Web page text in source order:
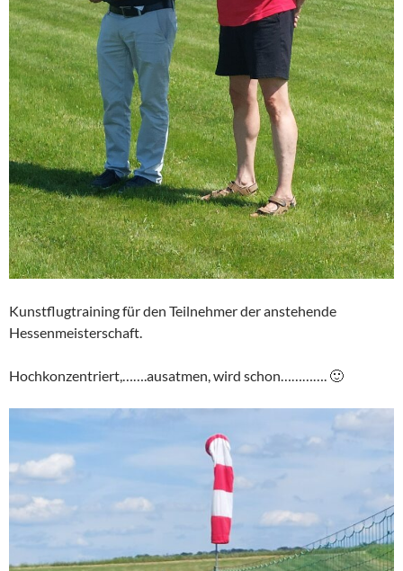
Kunstflugtraining für den Teilnehmer der anstehende
Hessenmeisterschaft.
Hochkonzentriert,…….ausatmen, wird schon…………. 🙂